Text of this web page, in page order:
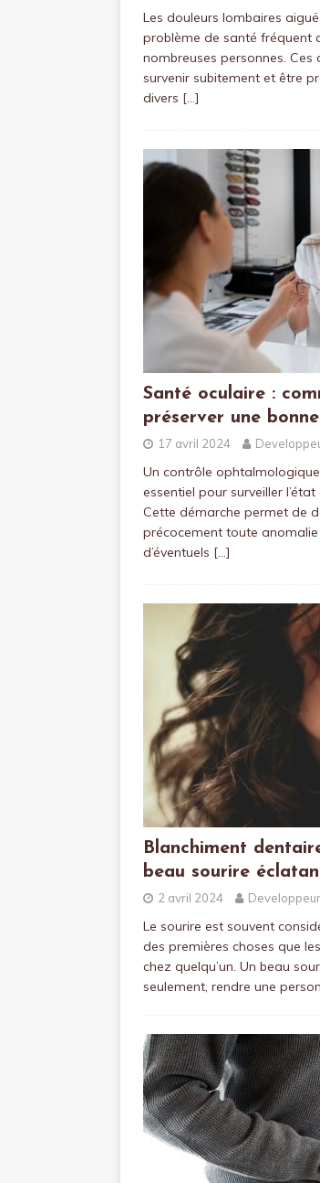
Les douleurs lombaires
problème de santé fréquent
nombreuses personnes. Ces
survenir subitement et être
divers […]
Santé oculaire :
préserver une
17 avril 2024
Un contrôle
essentiel pour surveiller
Cette démarche permet de
précocement toute
d’éventuels […]
Blanchiment
beau sourire
2 avril 2024
Le sourire est souvent
des premières choses que
chez quelqu’un. Un beau
seulement, rendre une